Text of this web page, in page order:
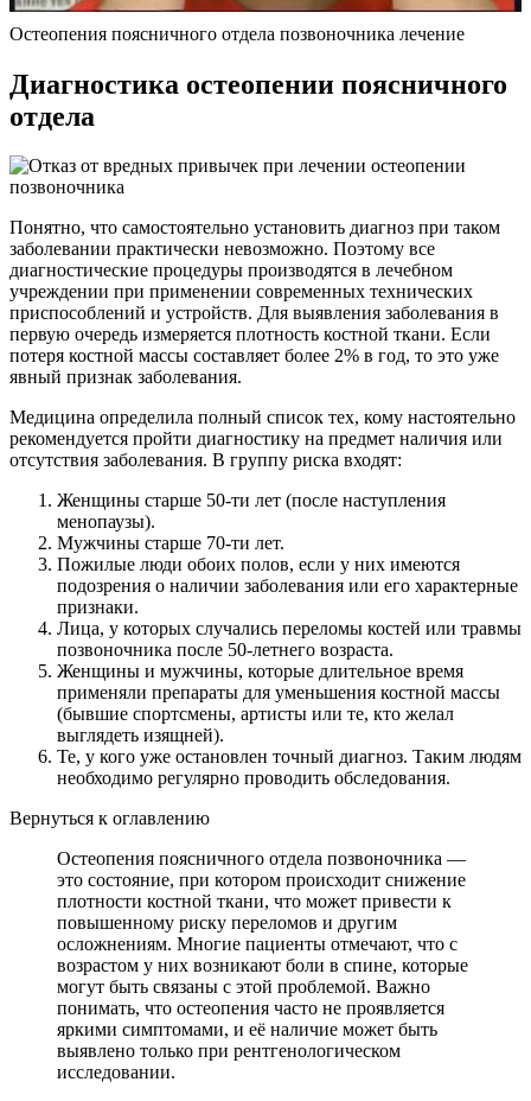
Остеопения поясничного отдела позвоночника лечение
Диагностика остеопении поясничного
отдела
Понятно, что самостоятельно установить диагноз при таком
заболевании практически невозможно. Поэтому все
диагностические процедуры производятся в лечебном
учреждении при применении современных технических
приспособлений и устройств. Для выявления заболевания в
первую очередь измеряется плотность костной ткани. Если
потеря костной массы составляет более 2% в год, то это уже
явный признак заболевания.
Медицина определила полный список тех, кому настоятельно
рекомендуется пройти диагностику на предмет наличия или
отсутствия заболевания. В группу риска входят:
Женщины старше 50-ти лет (после наступления
менопаузы).
Мужчины старше 70-ти лет.
Пожилые люди обоих полов, если у них имеются
подозрения о наличии заболевания или его характерные
признаки.
Лица, у которых случались переломы костей или травмы
позвоночника после 50-летнего возраста.
Женщины и мужчины, которые длительное время
применяли препараты для уменьшения костной массы
(бывшие спортсмены, артисты или те, кто желал
выглядеть изящней).
Те, у кого уже остановлен точный диагноз. Таким людям
необходимо регулярно проводить обследования.
Вернуться к оглавлению
Остеопения поясничного отдела позвоночника —
это состояние, при котором происходит снижение
плотности костной ткани, что может привести к
повышенному риску переломов и другим
осложнениям. Многие пациенты отмечают, что с
возрастом у них возникают боли в спине, которые
могут быть связаны с этой проблемой. Важно
понимать, что остеопения часто не проявляется
яркими симптомами, и её наличие может быть
выявлено только при рентгенологическом
исследовании.